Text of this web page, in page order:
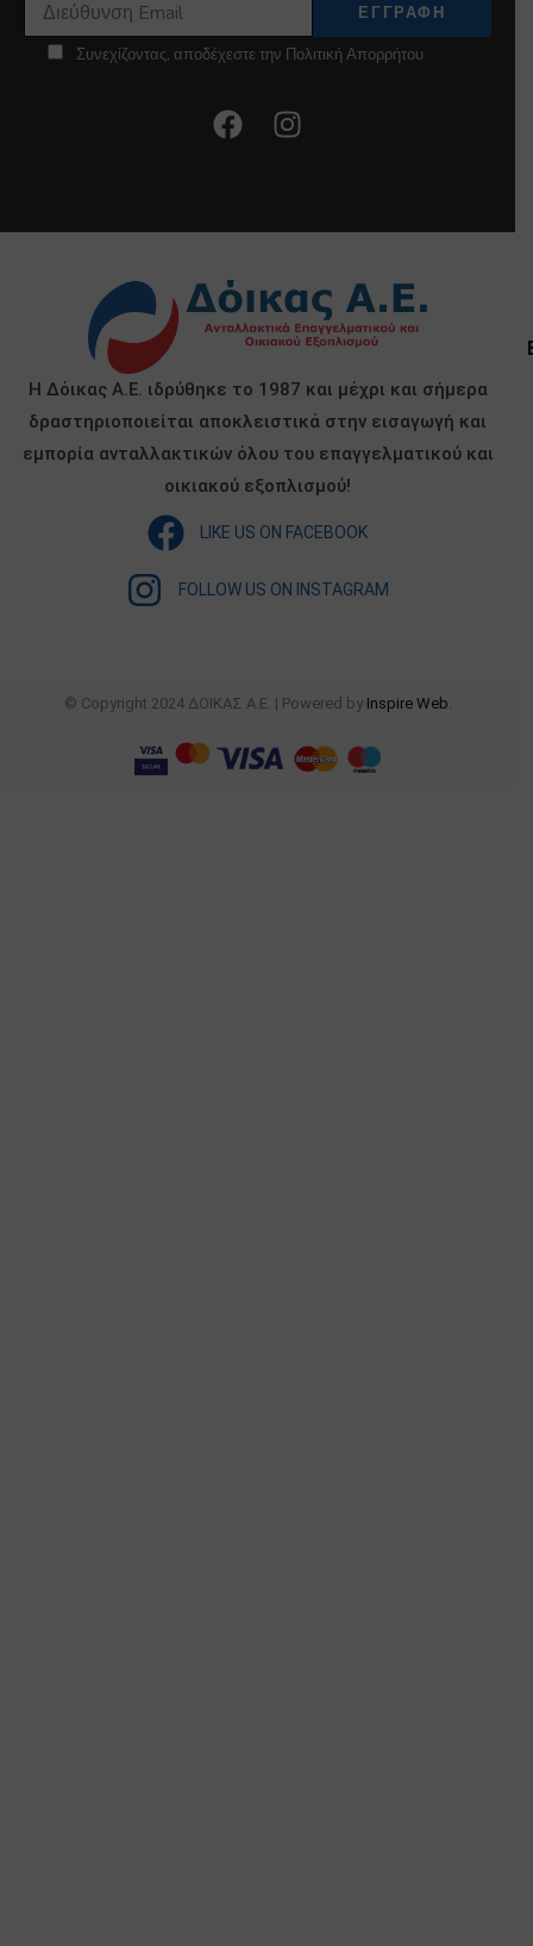
Συνεχίζοντας, αποδέχεστε την Πολιτική Απορρήτου
Η Δόικας Α.Ε. ιδρύθηκε το 1987 και μέχρι και σήμερα
δραστηριοποιείται αποκλειστικά στην εισαγωγή και
εμπορία ανταλλακτικών όλου του επαγγελματικού και
οικιακού εξοπλισμού!
LIKE US ON FACEBOOK
FOLLOW US ON INSTAGRAM
© Copyright 2024 ΔΟΙΚΑΣ Α.Ε. | Powered by Inspire Web.